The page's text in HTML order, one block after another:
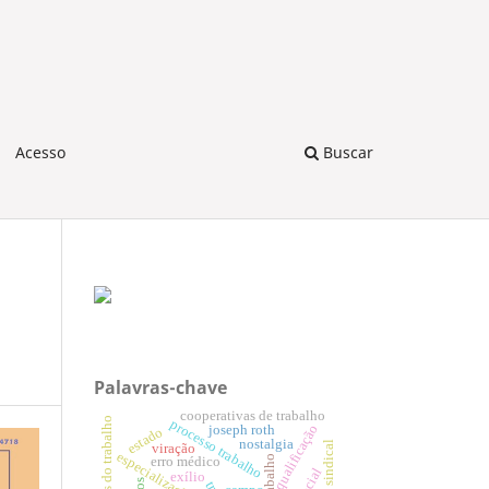
Acesso Buscar
Palavras-chave
erro médico
processo trabalho
especialização qualificação
viração
cooperativas de trabalho
nostalgia
exílio
joseph roth
estado